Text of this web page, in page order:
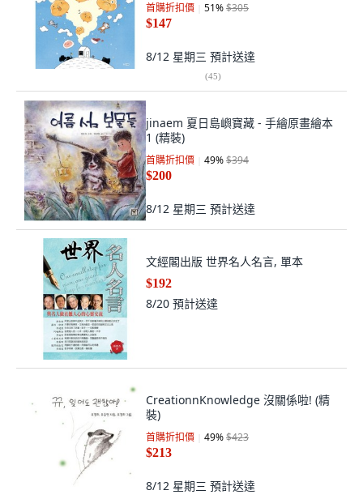
首購折扣價 51%$305
$147
8/12 星期三 預計送達
(45)
jinaem 夏日島嶼寶藏 - 手繪原畫繪本
1 (精裝)
首購折扣價 49%$394
$200
8/12 星期三 預計送達
文經閣出版 世界名人名言, 單本
$192
8/20 預計送達
CreationnKnowledge 沒關係啦! (精
裝)
首購折扣價 49%$423
$213
8/12 星期三 預計送達